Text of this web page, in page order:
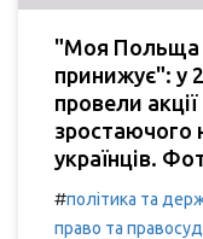
"Моя Польща
принижує": у
провели
зростаючого
українців.
#політика та
право та